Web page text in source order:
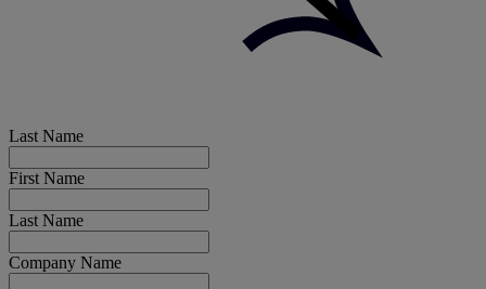
Last Name
First Name
Last Name
Company Name